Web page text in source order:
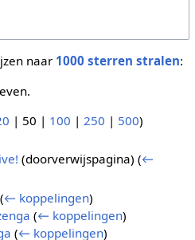
naar 1000 sterren stralen:
| 50 | 100 | 250 | 500)
(doorverwijspagina)(←
(← koppelingen)
(← koppelingen)
(← koppelingen)